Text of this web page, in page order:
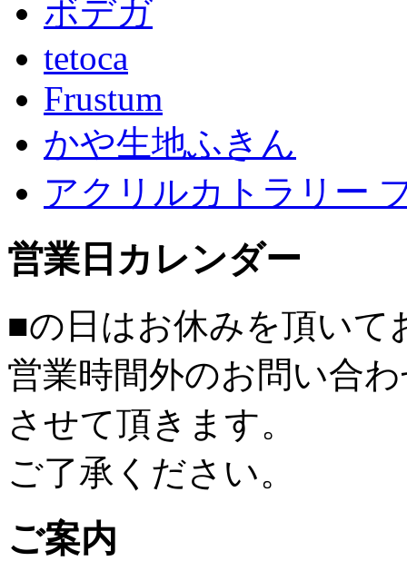
ボデガ
tetoca
Frustum
かや生地ふきん
アクリルカトラリー
営業日カレンダー
■の日はお休みを頂いて
営業時間外のお問い合
させて頂きます。
ご了承ください。
ご案内